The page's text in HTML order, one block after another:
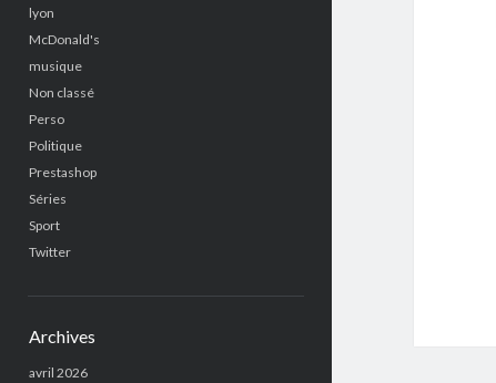
lyon
McDonald's
musique
Non classé
Perso
Politique
Prestashop
Séries
Sport
Twitter
Archives
avril 2026